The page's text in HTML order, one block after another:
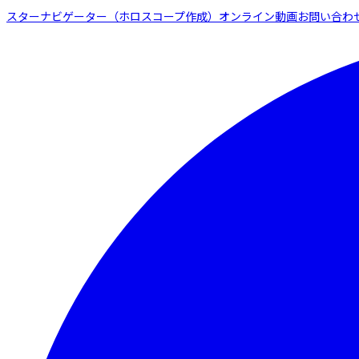
スターナビゲーター（ホロスコープ作成） オンライン動画お問い合わ